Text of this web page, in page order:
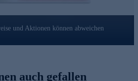
und Aktionen können abweichen
auch gefallen